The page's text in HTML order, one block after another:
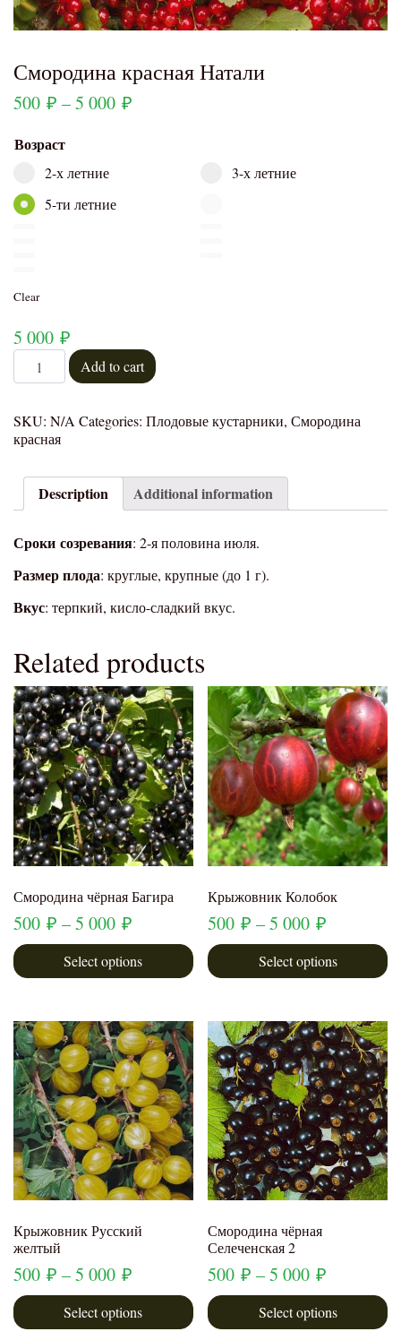
Смородина красная Натали
500 ₽ –5 000 ₽
Возраст
2-х летние
3-х летние
5-ти летние
Clear
5 000 ₽
Смородина красная Натали quantity
Add to cart
SKU: N/A Categories: Плодовые кустарники, Смородина
красная
Description Additional information
Сроки созревания: 2-я половина июля.
Размер плода: круглые, крупные (до 1 г).
Вкус: терпкий, кисло-сладкий вкус.
Related products
Смородина чёрная Багира
500 ₽ –5 000 ₽
Select options
Крыжовник Колобок
500₽ –5 000₽
Select options
Крыжовник Русский
желтый
500 ₽ –5 000 ₽
Select options
Смородина чёрная
Селеченская 2
500₽ –5 000₽
Select options